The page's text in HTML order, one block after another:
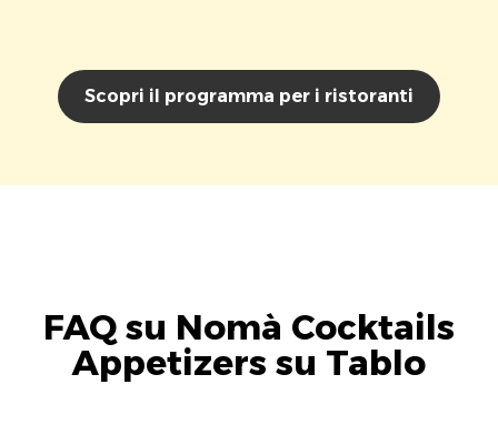
Scopri il programma per i ristoranti
FAQ su Nomà Cocktails
Appetizers su Tablo